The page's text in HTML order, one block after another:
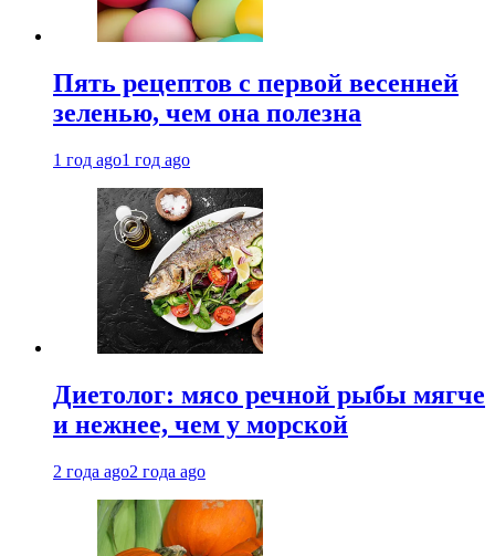
Пять рецептов с первой весенней
зеленью, чем она полезна
1 год ago1 год ago
Диетолог: мясо речной рыбы мягче
и нежнее, чем у морской
2 года ago2 года ago